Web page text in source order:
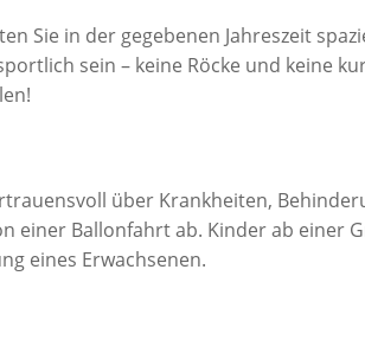
Sie in der gegebenen Jahreszeit
sein – keine Röcke und keine
über Krankheiten,
einer Ballonfahrt ab. Kinder ab einer
eines Erwachsenen.